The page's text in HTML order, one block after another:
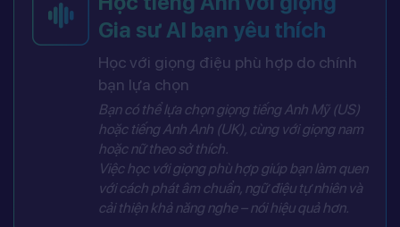
Gia sư AI bạn yêu thích
Học với giọng điệu phù hợp do chính
bạn lựa chọn
Bạn có thể lựa chọn giọng tiếng Anh Mỹ (US)
hoặc tiếng Anh Anh (UK), cùng với giọng nam
hoặc nữ theo sở thích.
Việc học với giọng phù hợp giúp bạn làm quen
với cách phát âm chuẩn, ngữ điệu tự nhiên và
cải thiện khả năng nghe – nói hiệu quả hơn.